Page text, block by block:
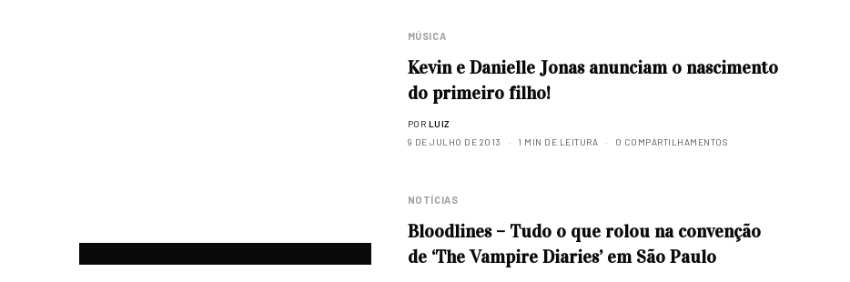
MÚSICA
Kevin e Danielle Jonas anunciam o nascimento
do primeiro filho!
POR LUIZ
9 DE JULHO DE 2013
1 MIN DE LEITURA 0 COMPARTILHAMENTOS
NOTÍCIAS
Bloodlines – Tudo o que rolou na convenção
de ‘The Vampire Diaries’ em São Paulo